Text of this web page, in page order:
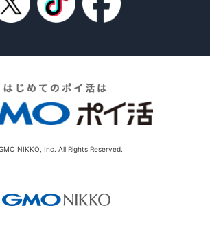
NIKKO, Inc. All Rights Reserved.